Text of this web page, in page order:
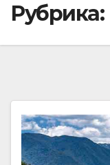
Рубрика: